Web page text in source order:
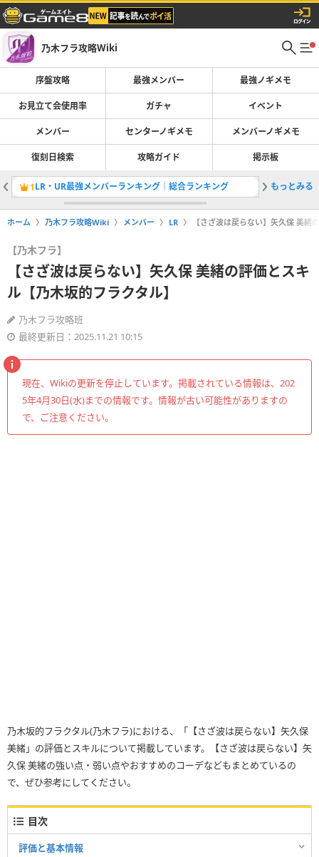
乃木フラ攻略Wiki
序盤攻略 最強メンバー 最強ノギメモ
お見立て会使用率 ガチャ イベント
メンバー センターノギメモ メンバーノギメモ
復刻日検索 攻略ガイド 掲示板
1LR・UR最強メンバーランキング｜総合ランキング 2【32nd
もっとみる
ホーム 乃木フラ攻略Wiki メンバー LR 【さざ波は戻らない】矢久保 美緒
【乃木フラ】
【さざ波は戻らない】矢久保 美緒の評価とスキ
ル【乃木坂的フラクタル】
乃木フラ攻略班
最終更新日：2025.11.21 10:15
現在、Wikiの更新を停止しています。掲載されている情報は、202
5年4月30日(水)までの情報です。情報が古い可能性がありますの
で、ご注意ください。
乃木坂的フラクタル(乃木フラ)における、「【さざ波は戻らない】矢久保
美緒」の評価とスキルについて掲載しています。【さざ波は戻らない】矢
久保 美緒の強い点・弱い点やおすすめのコーデなどもまとめているの
で、ぜひ参考にしてください。
目次
評価と基本情報